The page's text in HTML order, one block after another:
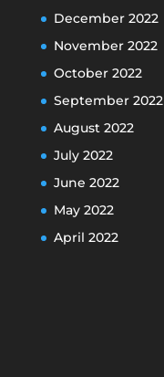
December 2022
November 2022
October 2022
September 2022
August 2022
July 2022
June 2022
May 2022
April 2022